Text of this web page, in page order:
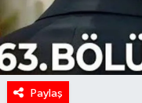
Paylaş
POLİTİKA
RESMİ İLANLAR